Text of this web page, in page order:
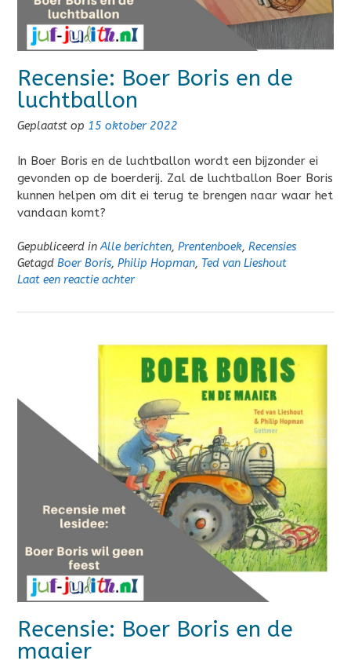
Recensie: Boer Boris en de
luchtballon
Geplaatst op 15 oktober 2022
In Boer Boris en de luchtballon wordt een bijzonder ei
gevonden op de boerderij. Zal de luchtballon Boer Boris
kunnen helpen om dit ei terug te brengen naar waar het
vandaan komt?
Gepubliceerd inAlle berichten, Prentenboek, Recensies
Getagd Boer Boris, Philip Hopman, Ted van Lieshout
Laat een reactie achter
Recensie: Boer Boris en de
maaier